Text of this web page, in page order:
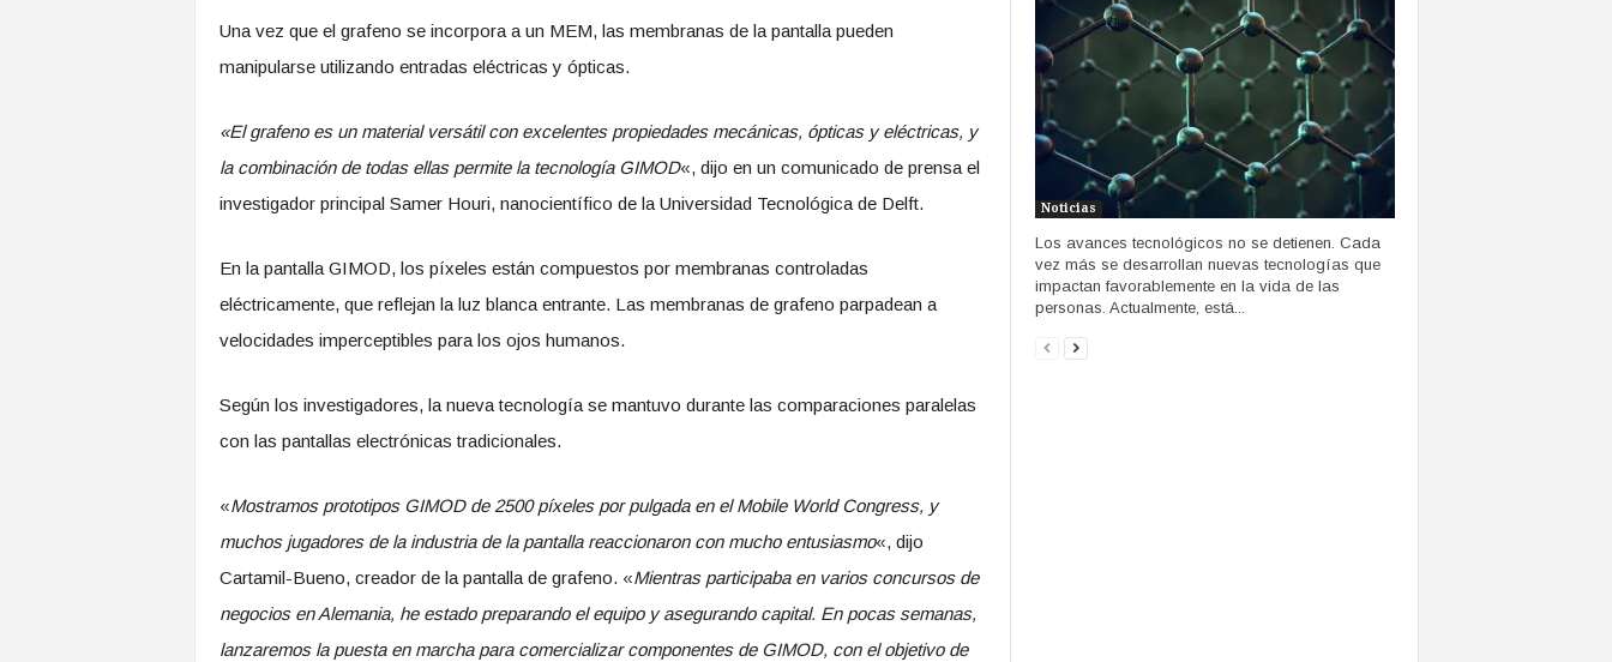
Una vez que el grafeno se incorpora a un MEM, las membranas de la pantalla pueden
manipularse utilizando entradas eléctricas y ópticas.
«El grafeno es un material versátil con excelentes propiedades mecánicas, ópticas y eléctricas, y
la combinación de todas ellas permite la tecnología GIMOD«, dijo en un comunicado de prensa el
investigador principal Samer Houri, nanocientífico de la Universidad Tecnológica de Delft.
En la pantalla GIMOD, los píxeles están compuestos por membranas controladas
eléctricamente, que reflejan la luz blanca entrante. Las membranas de grafeno parpadean a
velocidades imperceptibles para los ojos humanos.
Según los investigadores, la nueva tecnología se mantuvo durante las comparaciones paralelas
con las pantallas electrónicas tradicionales.
«Mostramos prototipos GIMOD de 2500 píxeles por pulgada en el Mobile World Congress, y
muchos jugadores de la industria de la pantalla reaccionaron con mucho entusiasmo«, dijo
Cartamil-Bueno, creador de la pantalla de grafeno. «Mientras participaba en varios concursos de
negocios en Alemania, he estado preparando el equipo y asegurando capital. En pocas semanas,
lanzaremos la puesta en marcha para comercializar componentes de GIMOD, con el objetivo de
Noticias
Los avances tecnológicos no se detienen. Cada
vez más se desarrollan nuevas tecnologías que
impactan favorablemente en la vida de las
personas. Actualmente, está...